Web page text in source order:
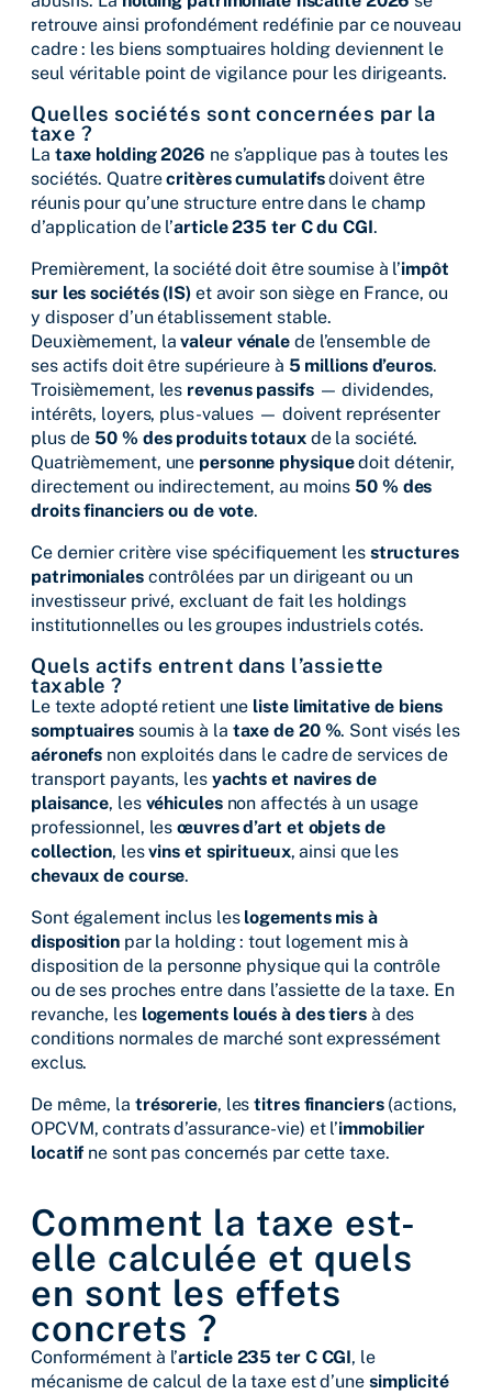
retrouve ainsi profondément redéfinie par ce nouveau
cadre : les biens somptuaires holding deviennent le
seul véritable point de vigilance pour les dirigeants.
Quelles sociétés sont concernées par la
taxe ?
La taxe holding 2026 ne s’applique pas à toutes les
sociétés. Quatrecritères cumulatifsdoivent être
réunis pour qu’une structure entre dans le champ
d’application de l’article 235 ter C du CGI.
Premièrement, la société doit être soumise à l’impôt
sur les sociétés (IS)et avoir son siège en France, ou
y disposer d’un établissement stable.
Deuxièmement, lavaleur vénale de l’ensemble de
ses actifs doit être supérieure à 5 millions d’euros.
Troisièmement, les revenus passifs— dividendes,
intérêts, loyers, plus-values — doivent représenter
plus de50 % des produits totauxde la société.
Quatrièmement, une personne physiquedoit détenir,
directement ou indirectement, au moins50 % des
droits financiers ou de vote.
Ce dernier critère vise spécifiquement les structures
patrimonialescontrôlées par un dirigeant ou un
investisseur privé, excluant de fait les holdings
institutionnelles ou les groupes industriels cotés.
Quels actifs entrent dans l’assiette
taxable ?
Le texte adopté retient une liste limitative de biens
somptuairessoumis à la taxe de 20 %. Sont visés les
aéronefs non exploités dans le cadre de services de
transport payants, les yachts et navires de
plaisance, les véhiculesnon affectés à un usage
professionnel, lesœuvres d’art et objets de
collection, lesvins et spiritueux, ainsi que les
chevaux de course.
Sont également inclus les logements mis à
dispositionpar la holding : tout logement mis à
disposition de la personne physique qui la contrôle
ou de ses proches entre dans l’assiette de la taxe. En
revanche, les logements loués à des tiersà des
conditions normales de marché sont expressément
exclus.
De même, la trésorerie, lestitres financiers(actions,
OPCVM, contrats d’assurance-vie) et l’immobilier
locatif ne sont pas concernés par cette taxe.
Comment la taxe est-
elle calculée et quels
en sont les effets
concrets ?
Conformément à l’article 235 ter C CGI, le
mécanisme de calcul de la taxe est d’une simplicité